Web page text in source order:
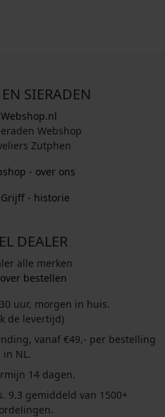
SIERADEN
Webshop
Zutphen
- over ons
- historie
DEALER
alle merken
bestellen
uur, morgen in huis.
de levertijd)
vanaf €49,- per bestelling
in NL.
14 dagen.
9.3 gemiddeld van 1500+